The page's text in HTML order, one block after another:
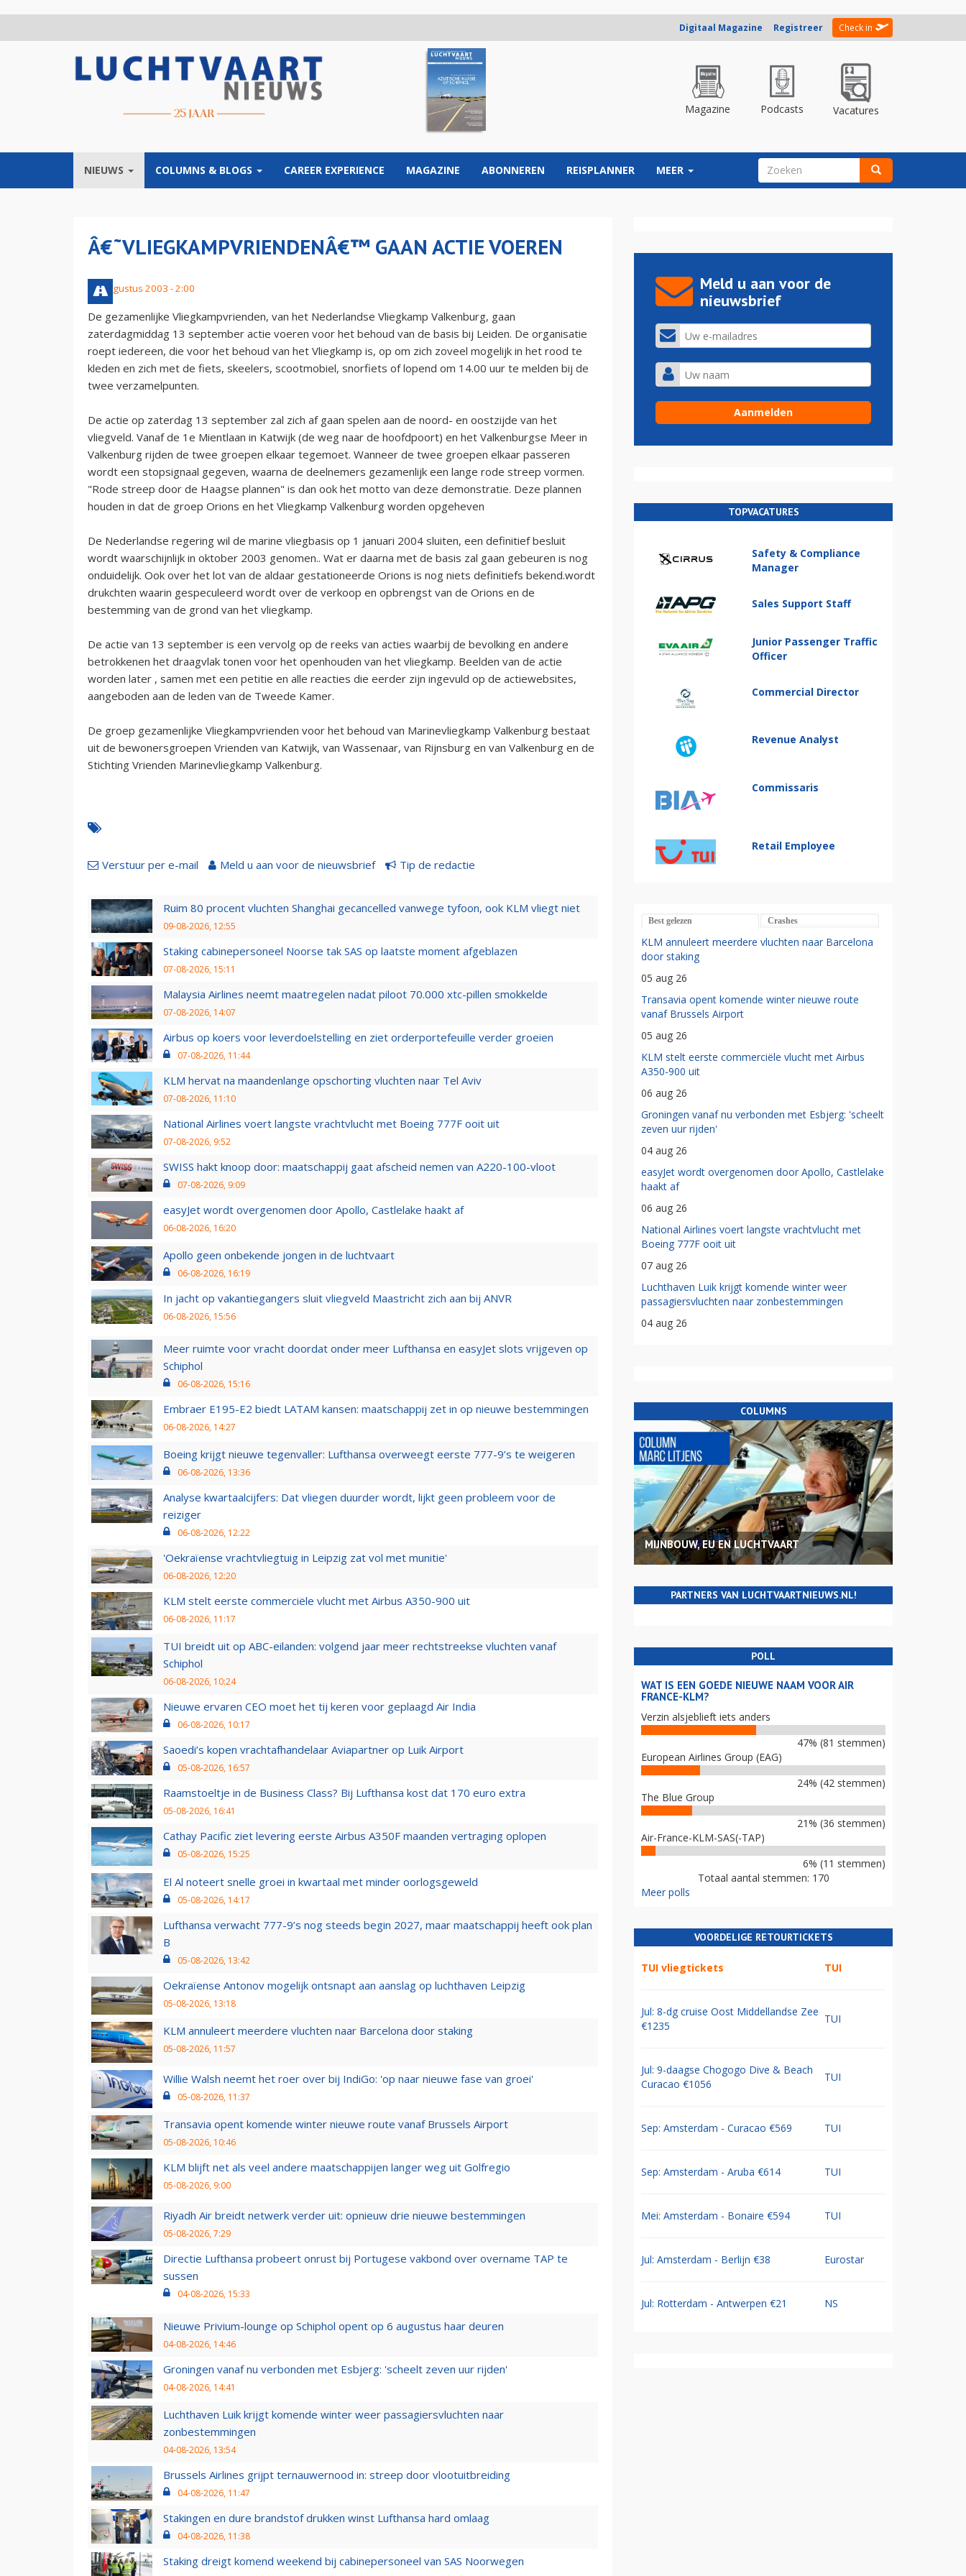
Digitaal Magazine Registreer Check in
Magazine Podcasts Vacatures
NIEUWS COLUMNS & BLOGS CAREER EXPERIENCE MAGAZINE ABONNEREN REISPLANNER MEER ZOEKVELD
Â€˜VLIEGKAMPVRIENDENÂ€™ GAAN ACTIE VOEREN
30 augustus 2003 - 2:00
De gezamenlijke Vliegkampvrienden, van het Nederlandse Vliegkamp Valkenburg, gaan
zaterdagmiddag 13 september actie voeren voor het behoud van de basis bij Leiden. De organisatie
roept iedereen, die voor het behoud van het Vliegkamp is, op om zich zoveel mogelijk in het rood te
kleden en zich met de fiets, skeelers, scootmobiel, snorfiets of lopend om 14.00 uur te melden bij de
twee verzamelpunten.
De actie op zaterdag 13 september zal zich af gaan spelen aan de noord- en oostzijde van het
vliegveld. Vanaf de 1e Mientlaan in Katwijk (de weg naar de hoofdpoort) en het Valkenburgse Meer in
Valkenburg rijden de twee groepen elkaar tegemoet. Wanneer de twee groepen elkaar passeren
wordt een stopsignaal gegeven, waarna de deelnemers gezamenlijk een lange rode streep vormen.
"Rode streep door de Haagse plannen" is dan ook het motto van deze demonstratie. Deze plannen
houden in dat de groep Orions en het Vliegkamp Valkenburg worden opgeheven
De Nederlandse regering wil de marine vliegbasis op 1 januari 2004 sluiten, een definitief besluit
wordt waarschijnlijk in oktober 2003 genomen.. Wat er daarna met de basis zal gaan gebeuren is nog
onduidelijk. Ook over het lot van de aldaar gestationeerde Orions is nog niets definitiefs bekend.wordt
drukchten waarin gespeculeerd wordt over de verkoop en opbrengst van de Orions en de
bestemming van de grond van het vliegkamp.
De actie van 13 september is een vervolg op de reeks van acties waarbij de bevolking en andere
betrokkenen het draagvlak tonen voor het openhouden van het vliegkamp. Beelden van de actie
worden later , samen met een petitie en alle reacties die eerder zijn ingevuld op de actiewebsites,
aangeboden aan de leden van de Tweede Kamer.
De groep gezamenlijke Vliegkampvrienden voor het behoud van Marinevliegkamp Valkenburg bestaat
uit de bewonersgroepen Vrienden van Katwijk, van Wassenaar, van Rijnsburg en van Valkenburg en de
Stichting Vrienden Marinevliegkamp Valkenburg.
Verstuur per e-mail Meld u aan voor de nieuwsbrief Tip de redactie
Ruim 80 procent vluchten Shanghai gecancelled vanwege tyfoon, ook KLM vliegt niet
09-08-2026, 12:55
Staking cabinepersoneel Noorse tak SAS op laatste moment afgeblazen
07-08-2026, 15:11
Malaysia Airlines neemt maatregelen nadat piloot 70.000 xtc-pillen smokkelde
07-08-2026, 14:07
Airbus op koers voor leverdoelstelling en ziet orderportefeuille verder groeien
07-08-2026, 11:44
KLM hervat na maandenlange opschorting vluchten naar Tel Aviv
07-08-2026, 11:10
National Airlines voert langste vrachtvlucht met Boeing 777F ooit uit
07-08-2026, 9:52
SWISS hakt knoop door: maatschappij gaat afscheid nemen van A220-100-vloot
07-08-2026, 9:09
easyJet wordt overgenomen door Apollo, Castlelake haakt af
06-08-2026, 16:20
Apollo geen onbekende jongen in de luchtvaart
06-08-2026, 16:19
In jacht op vakantiegangers sluit vliegveld Maastricht zich aan bij ANVR
06-08-2026, 15:56
Meer ruimte voor vracht doordat onder meer Lufthansa en easyJet slots vrijgeven op
Schiphol
06-08-2026, 15:16
Embraer E195-E2 biedt LATAM kansen: maatschappij zet in op nieuwe bestemmingen
06-08-2026, 14:27
Boeing krijgt nieuwe tegenvaller: Lufthansa overweegt eerste 777-9’s te weigeren
06-08-2026, 13:36
Analyse kwartaalcijfers: Dat vliegen duurder wordt, lijkt geen probleem voor de
reiziger
06-08-2026, 12:22
'Oekraïense vrachtvliegtuig in Leipzig zat vol met munitie'
06-08-2026, 12:20
KLM stelt eerste commerciële vlucht met Airbus A350-900 uit
06-08-2026, 11:17
TUI breidt uit op ABC-eilanden: volgend jaar meer rechtstreekse vluchten vanaf
Schiphol
06-08-2026, 10:24
Nieuwe ervaren CEO moet het tij keren voor geplaagd Air India
06-08-2026, 10:17
Saoedi’s kopen vrachtafhandelaar Aviapartner op Luik Airport
05-08-2026, 16:57
Raamstoeltje in de Business Class? Bij Lufthansa kost dat 170 euro extra
05-08-2026, 16:41
Cathay Pacific ziet levering eerste Airbus A350F maanden vertraging oplopen
05-08-2026, 15:25
El Al noteert snelle groei in kwartaal met minder oorlogsgeweld
05-08-2026, 14:17
Lufthansa verwacht 777-9’s nog steeds begin 2027, maar maatschappij heeft ook plan
B
05-08-2026, 13:42
Oekraïense Antonov mogelijk ontsnapt aan aanslag op luchthaven Leipzig
05-08-2026, 13:18
KLM annuleert meerdere vluchten naar Barcelona door staking
05-08-2026, 11:57
Willie Walsh neemt het roer over bij IndiGo: 'op naar nieuwe fase van groei'
05-08-2026, 11:37
Transavia opent komende winter nieuwe route vanaf Brussels Airport
05-08-2026, 10:46
KLM blijft net als veel andere maatschappijen langer weg uit Golfregio
05-08-2026, 9:00
Riyadh Air breidt netwerk verder uit: opnieuw drie nieuwe bestemmingen
05-08-2026, 7:29
Directie Lufthansa probeert onrust bij Portugese vakbond over overname TAP te
sussen
04-08-2026, 15:33
Nieuwe Privium-lounge op Schiphol opent op 6 augustus haar deuren
04-08-2026, 14:46
Groningen vanaf nu verbonden met Esbjerg: 'scheelt zeven uur rijden'
04-08-2026, 14:41
Luchthaven Luik krijgt komende winter weer passagiersvluchten naar
zonbestemmingen
04-08-2026, 13:54
Brussels Airlines grijpt ternauwernood in: streep door vlootuitbreiding
04-08-2026, 11:47
Stakingen en dure brandstof drukken winst Lufthansa hard omlaag
04-08-2026, 11:38
Staking dreigt komend weekend bij cabinepersoneel van SAS Noorwegen
Meld u aan voor de
nieuwsbrief
TOPVACATURES
Safety & Compliance
Manager
Sales Support Staff
Junior Passenger Traffic
Officer
Commercial Director
Revenue Analyst
Commissaris
Retail Employee
Best gelezen Crashes
KLM annuleert meerdere vluchten naar Barcelona
door staking
05 aug 26
Transavia opent komende winter nieuwe route
vanaf Brussels Airport
05 aug 26
KLM stelt eerste commerciële vlucht met Airbus
A350-900 uit
06 aug 26
Groningen vanaf nu verbonden met Esbjerg: 'scheelt
zeven uur rijden'
04 aug 26
easyJet wordt overgenomen door Apollo, Castlelake
haakt af
06 aug 26
National Airlines voert langste vrachtvlucht met
Boeing 777F ooit uit
07 aug 26
Luchthaven Luik krijgt komende winter weer
passagiersvluchten naar zonbestemmingen
04 aug 26
COLUMNS
MIJNBOUW, EU EN LUCHTVAART
PARTNERS VAN LUCHTVAARTNIEUWS.NL!
POLL
WAT IS EEN GOEDE NIEUWE NAAM VOOR AIR
FRANCE-KLM?
Verzin alsjeblieft iets anders
47% (81 stemmen)
European Airlines Group (EAG)
24% (42 stemmen)
The Blue Group
21% (36 stemmen)
Air-France-KLM-SAS(-TAP)
6% (11 stemmen)
Totaal aantal stemmen: 170
Meer polls
VOORDELIGE RETOURTICKETS
TUI vliegtickets TUI
Jul: 8-dg cruise Oost Middellandse Zee
€1235
TUI
Jul: 9-daagse Chogogo Dive & Beach
Curacao €1056
TUI
Sep: Amsterdam - Curacao €569 TUI
Sep: Amsterdam - Aruba €614 TUI
Mei: Amsterdam - Bonaire €594 TUI
Jul: Amsterdam - Berlijn €38 Eurostar
Jul: Rotterdam - Antwerpen €21 NS